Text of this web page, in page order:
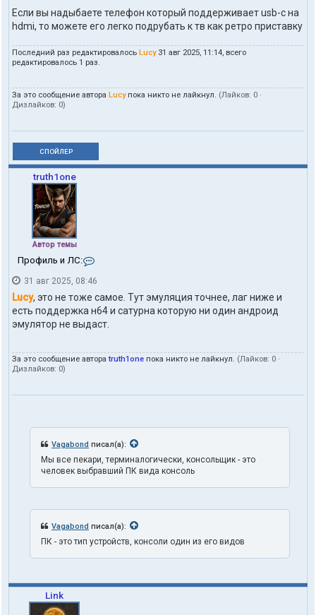
Если вы надыбаете телефон который поддерживает usb-c на
hdmi, то можете его легко подрубать к тв как ретро приставку
Последний раз редактировалось Lucy31 авг 2025, 11:14, всего
редактировалось 1 раз.
За это сообщение автора Lucyпока никто не лайкнул. (Лайков: 0 ·
Дизлайков: 0)
СПОЙЛЕР
truth1one
Автор темы
Профиль и ЛС:
н
т
а
к
т
о
з
а
л
я
t
u
h
1
31 авг 2025, 08:46
Lucy, это не тоже самое. Тут эмуляция точнее, лаг ниже и
есть поддержка н64 и сатурна которую ни один андроид
эмулятор не выдаст.
За это сообщение автораtruth1one пока никто не лайкнул. (Лайков: 0 ·
Дизлайков: 0)
Vagabond писал(а):
Мы все пекари, терминалогически, консольщик - это
человек выбравший ПК вида консоль
Vagabond писал(а):
ПК - это тип устройств, консоли один из его видов
Link